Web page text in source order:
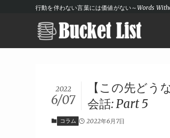
行動を伴わない言葉には価値がない～Words
【この先ど
会話: Part 5
2022
6/07
コラム 2022年6月7日